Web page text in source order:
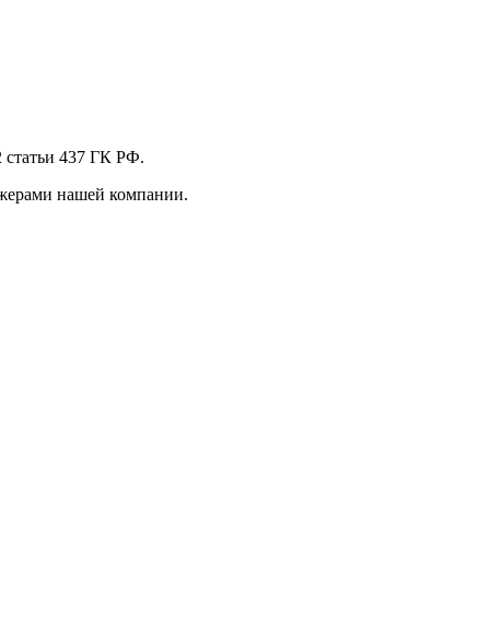
стaтьи 437 ГК РФ.
нашей компании.